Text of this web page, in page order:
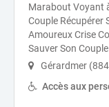
Marabout Voyant
Couple Récupérer
Amoureux Crise
Sauver Son
Gérardmer
Accès aux